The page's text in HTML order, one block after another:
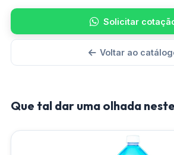
Solicitar
Voltar ao
Que tal dar uma olhada